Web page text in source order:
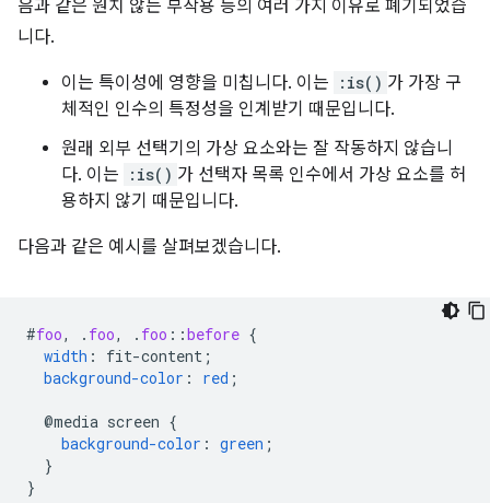
음과 같은 원치 않는 부작용 등의 여러 가지 이유로 폐기되었습
니다.
이는 특이성에 영향을 미칩니다. 이는 :is() 가 가장 구
체적인 인수의 특정성을 인계받기 때문입니다.
원래 외부 선택기의 가상 요소와는 잘 작동하지 않습니
다. 이는
:is() 가 선택자 목록 인수에서 가상 요소를 허
용하지 않기 때문입니다.
다음과 같은 예시를 살펴보겠습니다.
#foo, . foo, . foo ::before {
width : fit-content ;
background-color : red ;
@media screen {
background-color : green ;
}
}